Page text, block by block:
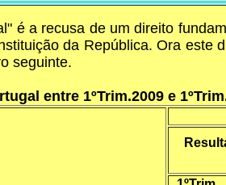
é a recusa de um direito
da República. Ora
seguinte.
entre 1ºTrim.2009 e